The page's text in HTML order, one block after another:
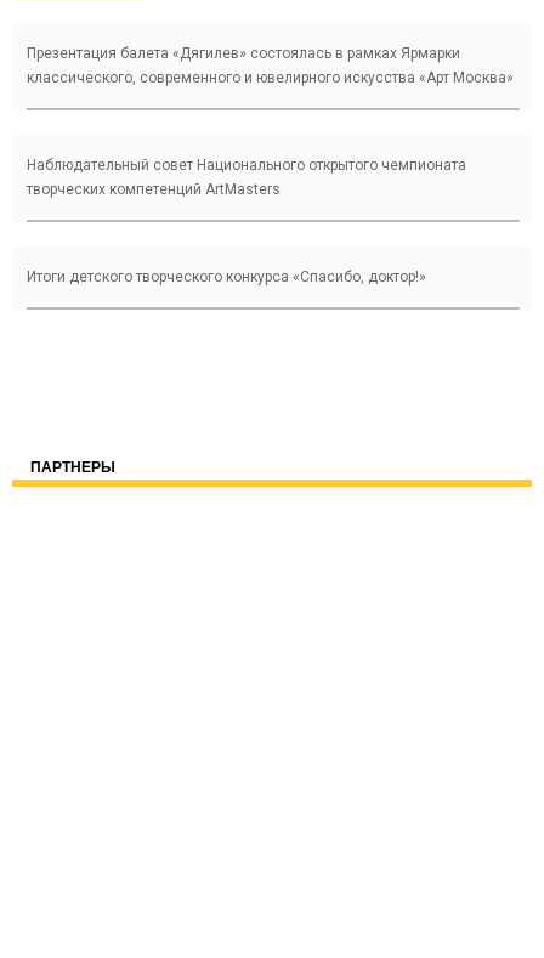
Презентация балета «Дягилев» состоялась в рамках Ярмарки
классического, современного и ювелирного искусства «Арт Москва»
Наблюдательный совет Национального открытого чемпионата
творческих компетенций ArtMasters
Итоги детского творческого конкурса «Cпасибо, доктор!»
ПАРТНЕРЫ